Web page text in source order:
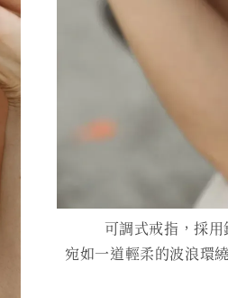
可調式戒指，採
宛如一道輕柔的波浪環